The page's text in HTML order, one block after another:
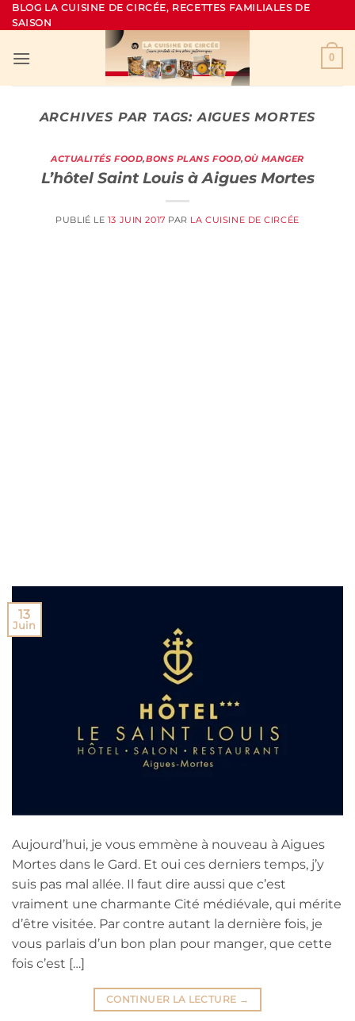
Passer
au
BLOG LA CUISINE DE CIRCÉE, RECETTES FAMILIALES DE
SAISON
0
ARCHIVES PAR TAGS:AIGUES MORTES
ACTUALITÉS FOOD,BONS PLANS FOOD,OÙ MANGER
L’hôtel Saint Louis à Aigues Mortes
PUBLIÉ LE 13 JUIN 2017 PAR LA CUISINE DE CIRCÉE
13
Juin
Aujourd’hui, je vous emmène à nouveau à Aigues
Mortes dans le Gard. Et oui ces derniers temps, j’y
suis pas mal allée. Il faut dire aussi que c’est
vraiment une charmante Cité médiévale, qui mérite
d’être visitée. Par contre autant la dernière fois, je
vous parlais d’un bon plan pour manger, que cette
fois c’est […]
CONTINUER LA LECTURE →